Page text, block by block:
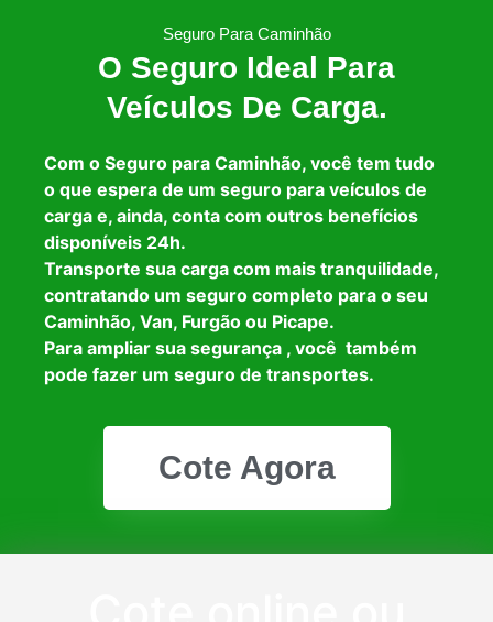
Seguro Para Caminhão
O Seguro Ideal Para
Veículos De Carga.
Com o Seguro para Caminhão, você tem tudo
o que espera de um seguro para veículos de
carga e, ainda, conta com outros benefícios
disponíveis 24h.
Transporte sua carga com mais tranquilidade,
contratando um seguro completo para o seu
Caminhão, Van, Furgão ou Picape.
Para ampliar sua segurança , você também
pode fazer um seguro de transportes.
Cote Agora